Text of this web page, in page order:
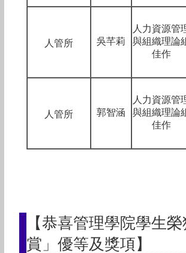
人管所 吳芊莉
人力資源管
與組織理論
佳作
人管所 郭智涵
人力資源管
與組織理論
佳作
【恭喜管理學院學生
賞」優等及獎項】